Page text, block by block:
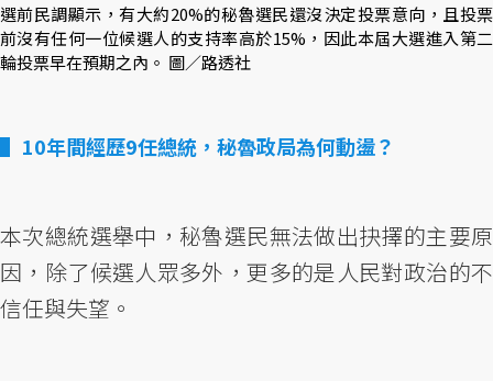
選前民調顯示，有大約20%的秘魯選民還沒決定投票意向，且投票
前沒有任何一位候選人的支持率高於15%，因此本屆大選進入第二
輪投票早在預期之內。 圖／路透社
10年間經歷9任總統，秘魯政局為何動盪？
本次總統選舉中，秘魯選民無法做出抉擇的主要原
因，除了候選人眾多外，更多的是人民對政治的不
信任與失望。